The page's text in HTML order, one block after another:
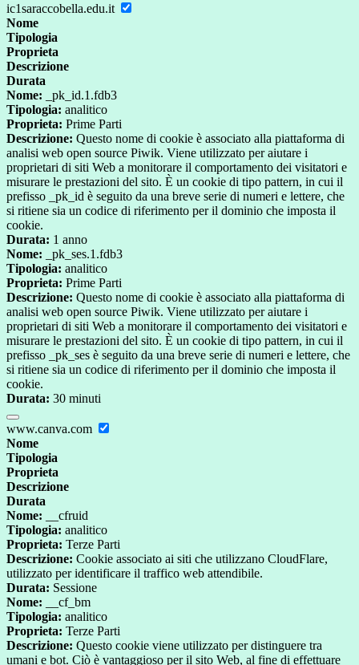
ic1saraccobella.edu.it
Nome
Tipologia
Proprieta
Descrizione
Durata
Nome: _pk_id.1.fdb3
Tipologia: analitico
Proprieta: Prime Parti
Descrizione: Questo nome di cookie è associato alla piattaforma di
analisi web open source Piwik. Viene utilizzato per aiutare i
proprietari di siti Web a monitorare il comportamento dei visitatori e
misurare le prestazioni del sito. È un cookie di tipo pattern, in cui il
prefisso _pk_id è seguito da una breve serie di numeri e lettere, che
si ritiene sia un codice di riferimento per il dominio che imposta il
cookie.
Durata: 1 anno
Nome: _pk_ses.1.fdb3
Tipologia: analitico
Proprieta: Prime Parti
Descrizione: Questo nome di cookie è associato alla piattaforma di
analisi web open source Piwik. Viene utilizzato per aiutare i
proprietari di siti Web a monitorare il comportamento dei visitatori e
misurare le prestazioni del sito. È un cookie di tipo pattern, in cui il
prefisso _pk_ses è seguito da una breve serie di numeri e lettere, che
si ritiene sia un codice di riferimento per il dominio che imposta il
cookie.
Durata: 30 minuti
www.canva.com
Nome
Tipologia
Proprieta
Descrizione
Durata
Nome: __cfruid
Tipologia: analitico
Proprieta: Terze Parti
Descrizione: Cookie associato ai siti che utilizzano CloudFlare,
utilizzato per identificare il traffico web attendibile.
Durata: Sessione
Nome: __cf_bm
Tipologia: analitico
Proprieta: Terze Parti
Descrizione: Questo cookie viene utilizzato per distinguere tra
umani e bot. Ciò è vantaggioso per il sito Web, al fine di effettuare